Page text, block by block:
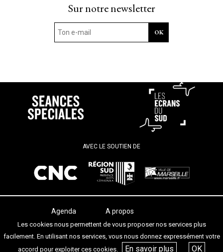
Sur notre newsletter
AVEC LE SOUTIEN DE
Agenda
Les salles
Les festivals
A propos
Termes et conditions
Les cookies nous permettent de vous proposer nos services plus
facilement. En utilisant nos services, vous nous donnez expressément votre
accord pour exploiter ces cookies.
En savoir plus OK